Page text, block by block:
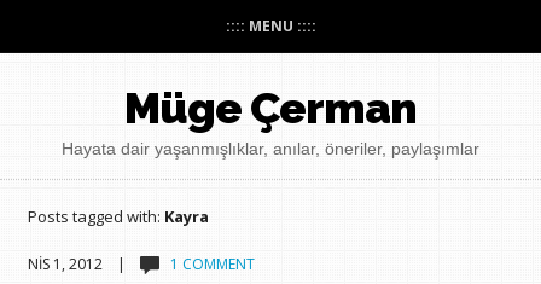
:::: MENU ::::
Müge Çerman
Hayata dair yaşanmışlıklar, anılar, öneriler, paylaşımlar
Posts tagged with: Kayra
NIS 1, 2012 | 1 COMMENT